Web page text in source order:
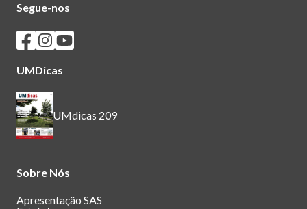
Segue-nos
Seguir os SASUM no Facebook
Seguir os SASUM no Instagram
Seguir os SASUM no Youtube
UMDicas
UMdicas 209
Sobre Nós
Apresentação SAS